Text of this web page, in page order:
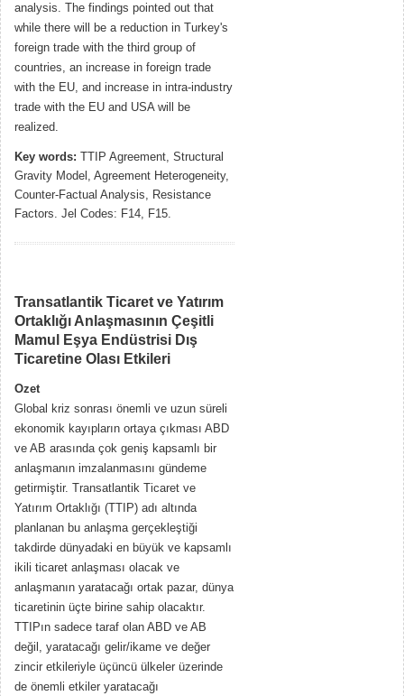
analysis. The findings pointed out that
while there will be a reduction in Turkey's
foreign trade with the third group of
countries, an increase in foreign trade
with the EU, and increase in intra-industry
trade with the EU and USA will be
realized.
Key words: TTIP Agreement, Structural
Gravity Model, Agreement Heterogeneity,
Counter-Factual Analysis, Resistance
Factors. Jel Codes: F14, F15.
Transatlantik Ticaret ve Yatırım
Ortaklığı Anlaşmasının Çeşitli
Mamul Eşya Endüstrisi Dış
Ticaretine Olası Etkileri
Ozet
Global kriz sonrası önemli ve uzun süreli
ekonomik kayıpların ortaya çıkması ABD
ve AB arasında çok geniş kapsamlı bir
anlaşmanın imzalanmasını gündeme
getirmiştir. Transatlantik Ticaret ve
Yatırım Ortaklığı (TTIP) adı altında
planlanan bu anlaşma gerçekleştiği
takdirde dünyadaki en büyük ve kapsamlı
ikili ticaret anlaşması olacak ve
anlaşmanın yaratacağı ortak pazar, dünya
ticaretinin üçte birine sahip olacaktır.
TTIPın sadece taraf olan ABD ve AB
değil, yaratacağı gelir/ikame ve değer
zincir etkileriyle üçüncü ülkeler üzerinde
de önemli etkiler yaratacağı